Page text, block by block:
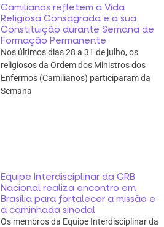
Camilianos refletem a Vida
Religiosa Consagrada e a sua
Constituição durante Semana de
Formação Permanente
Nos últimos dias 28 a 31 de julho, os
religiosos da Ordem dos Ministros dos
Enfermos (Camilianos) participaram da
Semana
Equipe Interdisciplinar da CRB
Nacional realiza encontro em
Brasília para fortalecer a missão e
a caminhada sinodal
Os membros da Equipe Interdisciplinar da